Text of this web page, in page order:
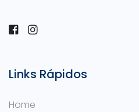
Links Rápidos
Home